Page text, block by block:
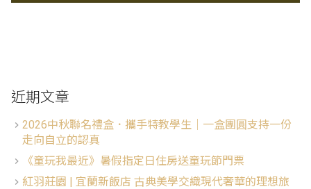
近期文章
2026中秋聯名禮盒．攜手特教學生│一盒團圓支持一份
走向自立的認真
《童玩我最近》暑假指定日住房送童玩節門票
紅羽莊園 | 宜蘭新飯店 古典美學交織現代奢華的理想旅